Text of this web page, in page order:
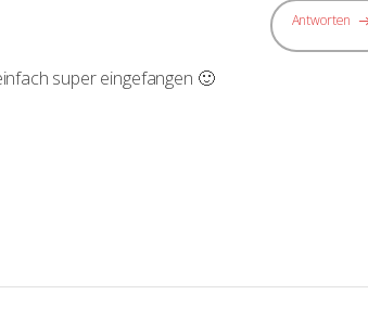
Antworten
super eingefangen 🙂